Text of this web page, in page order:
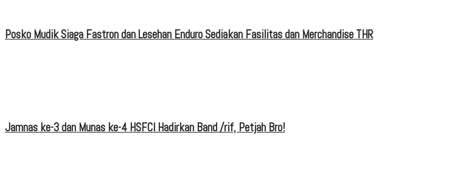
Posko Mudik Siaga Fastron dan Lesehan Enduro Sediakan Fasilitas dan Merchandise THR
Jamnas ke-3 dan Munas ke-4 HSFCI Hadirkan Band /rif, Petjah Bro!